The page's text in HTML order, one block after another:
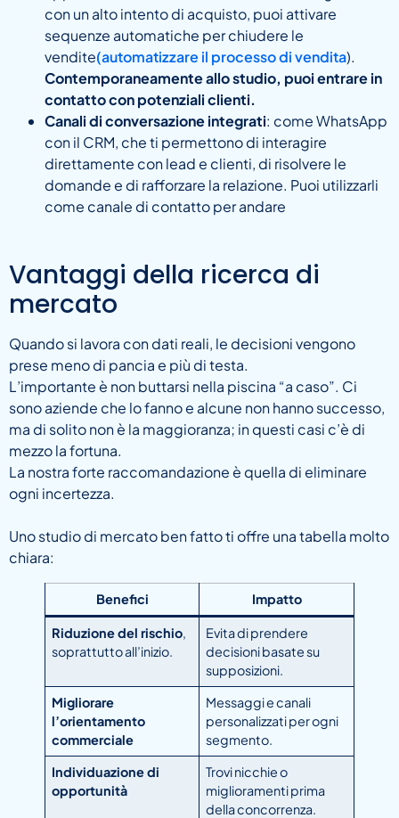
con un alto intento di acquisto, puoi attivare
sequenze automatiche per chiudere le
vendite(automatizzare il processo di vendita).
Contemporaneamente allo studio, puoi entrare in
contatto con potenziali clienti.
Canali di conversazione integrati: come WhatsApp
con il CRM, che ti permettono di interagire
direttamente con lead e clienti, di risolvere le
domande e di rafforzare la relazione. Puoi utilizzarli
come canale di contatto per andare
Vantaggi della ricerca di
mercato
Quando si lavora con dati reali, le decisioni vengono
prese meno di pancia e più di testa.
L’importante è non buttarsi nella piscina “a caso”. Ci
sono aziende che lo fanno e alcune non hanno successo,
ma di solito non è la maggioranza; in questi casi c’è di
mezzo la fortuna.
La nostra forte raccomandazione è quella di eliminare
ogni incertezza.
Uno studio di mercato ben fatto ti offre una tabella molto
chiara:
Benefici Impatto
Riduzione del rischio,
soprattutto all’inizio.
Evita di prendere
decisioni basate su
supposizioni.
Migliorare
l’orientamento
commerciale
Messaggi e canali
personalizzati per ogni
segmento.
Individuazione di
opportunità
Trovi nicchie o
miglioramenti prima
della concorrenza.